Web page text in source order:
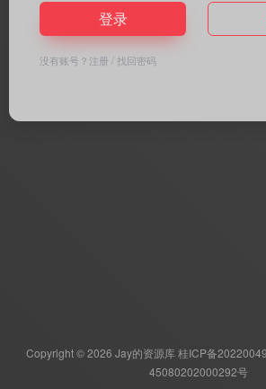
登录
没有账号？ 注册 /找回密码
Copyright © 2026 Jay的资源库 桂ICP备
45080202000292号